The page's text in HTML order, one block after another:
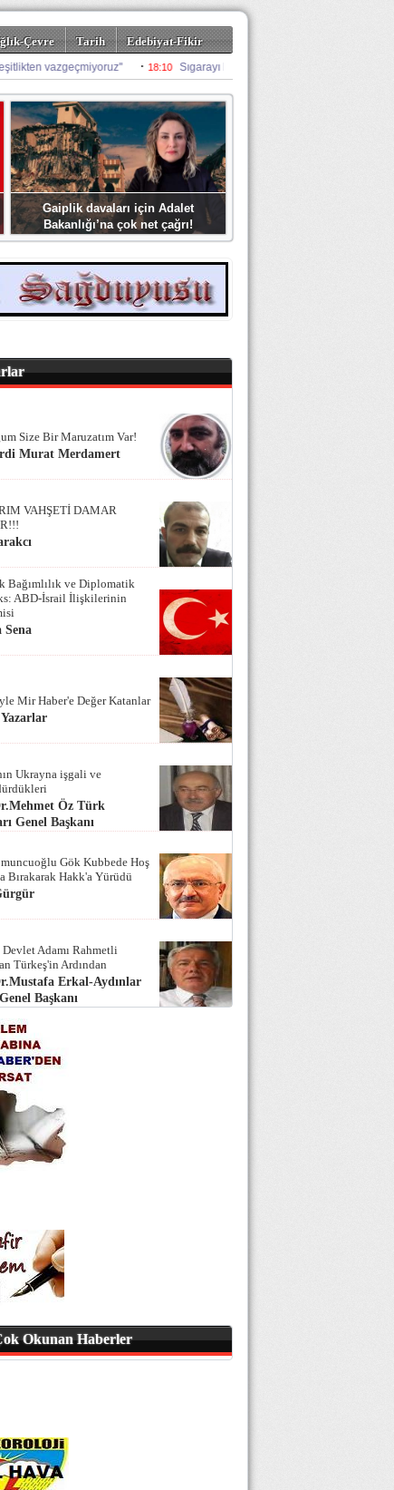
Çevre Tarih
Edebiyat-Fikir
Gaiplik davaları için Adalet
Bakanlığı’na çok net çağrı!
Size Bir Maruzatım Var!
Murat Merdamert
VAHŞETİ DAMAR
Bağımlılık ve Diplomatik
ABD-İsrail İlişkilerinin
Sena
Mir Haber'e Değer Katanlar
Ukrayna işgali ve
Öz Türk
Genel Başkanı
Gök Kubbede Hoş
Bırakarak Hakk'a Yürüdü
Adamı Rahmetli
Türkeş'in Ardından
Erkal-Aydınlar
Başkanı
Okunan Haberler